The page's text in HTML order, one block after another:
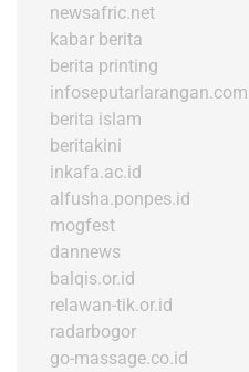
newsafric.net
kabar berita
berita printing
infoseputarlarangan.com
berita islam
beritakini
inkafa.ac.id
alfusha.ponpes.id
mogfest
dannews
balqis.or.id
relawan-tik.or.id
radarbogor
go-massage.co.id